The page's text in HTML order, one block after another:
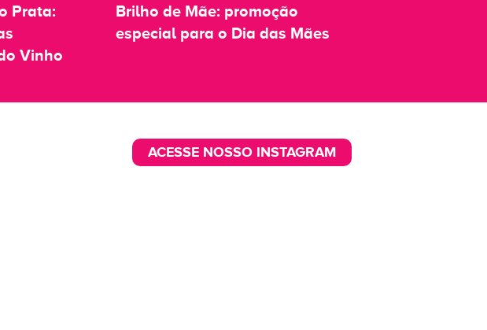
Prata:
Vinho
Brilho de Mãe: promoção
especial para o Dia das Mães
ACESSE NOSSO INSTAGRAM